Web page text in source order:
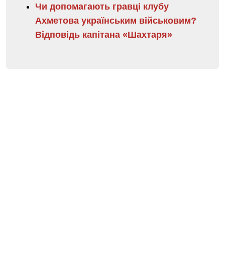
Чи допомагають гравці клубу
Ахметова українським військовим?
Відповідь капітана «Шахтаря»